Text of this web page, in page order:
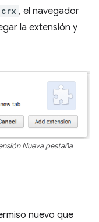
, el navegador
la extensión y
Nueva pestaña
nuevo que